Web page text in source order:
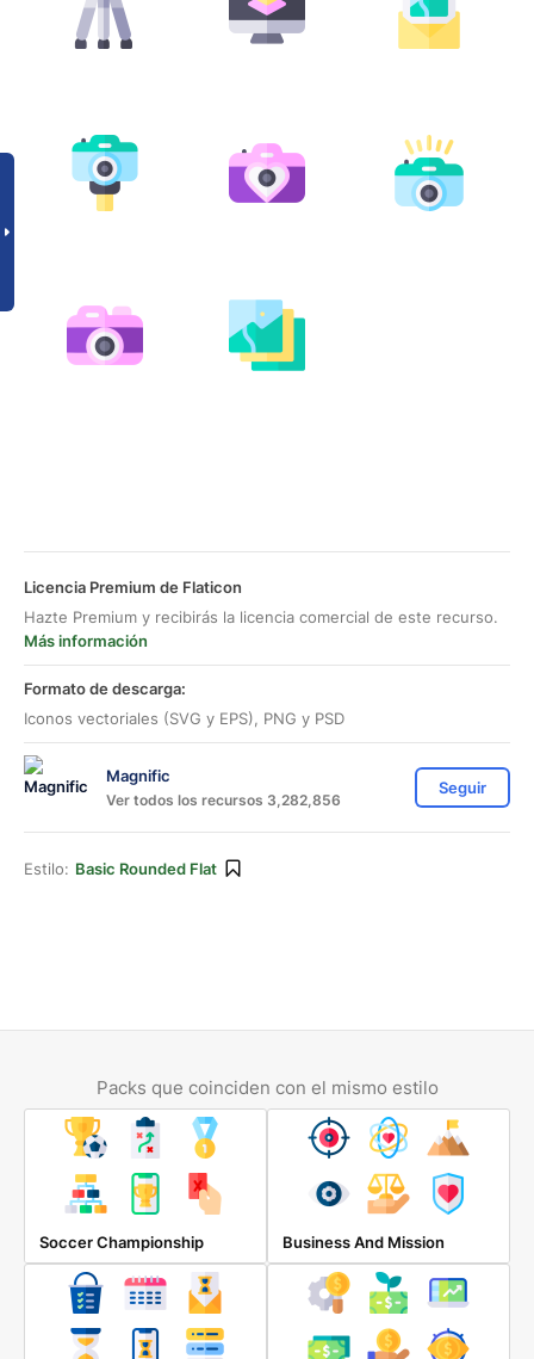
Licencia Premium de Flaticon
Hazte Premium y recibirás la licencia comercial de este recurso.
Más información
Formato de descarga:
Iconos vectoriales (SVG y EPS), PNG y PSD
Magnific
Ver todos los recursos 3,282,856
Seguir
Estilo: Basic Rounded Flat
Packs que coinciden con el mismo estilo
Soccer Championship Business And Mission